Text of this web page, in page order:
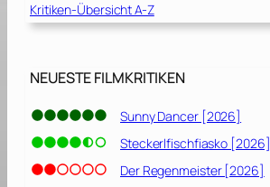
0
2
]
Kritiken-Übersicht A-Z
NEUESTE FILMKRITIKEN
Sunny Dancer [2026]
Steckerlfischfiasko [2026]
Der Regenmeister [2026]